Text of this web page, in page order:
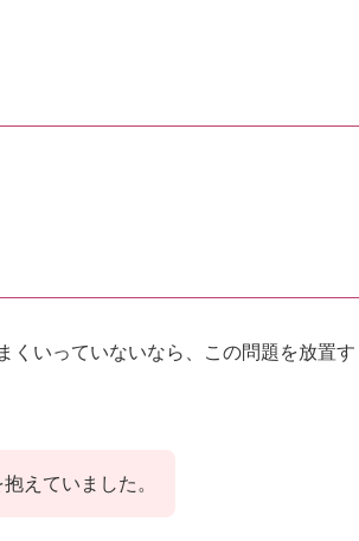
くいっていないなら、この問題を放置す
えていました。